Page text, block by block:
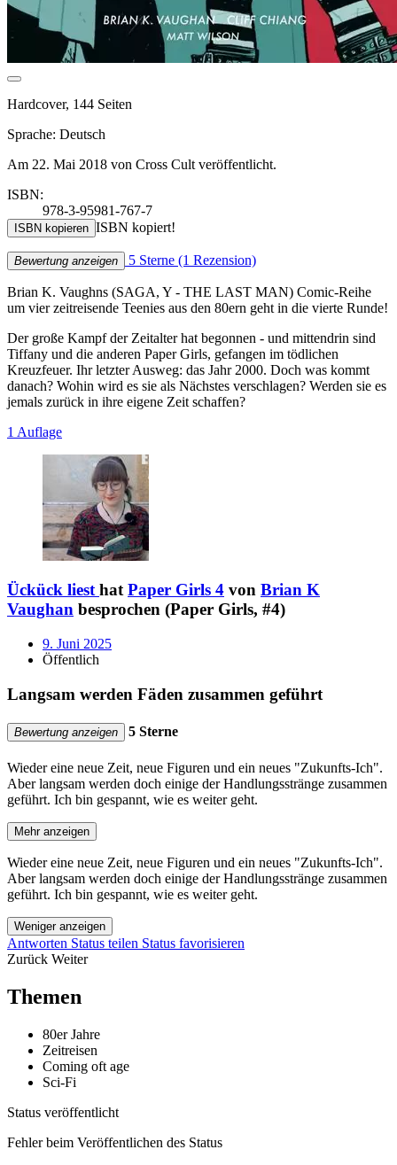
Hardcover, 144 Seiten
Sprache: Deutsch
Am 22. Mai 2018 von Cross Cult veröffentlicht.
ISBN:
978-3-95981-767-7
ISBN kopieren ISBN kopiert!
Bewertung anzeigen 5 Sterne (1 Rezension)
Brian K. Vaughns (SAGA, Y - THE LAST MAN) Comic-Reihe
um vier zeitreisende Teenies aus den 80ern geht in die vierte Runde!
Der große Kampf der Zeitalter hat begonnen - und mittendrin sind
Tiffany und die anderen Paper Girls, gefangen im tödlichen
Kreuzfeuer. Ihr letzter Ausweg: das Jahr 2000. Doch was kommt
danach? Wohin wird es sie als Nächstes verschlagen? Werden sie es
jemals zurück in ihre eigene Zeit schaffen?
1 Auflage
Ückück liest hatPaper Girls 4 von Brian K
Vaughan besprochen (Paper Girls, #4)
9. Juni 2025
Öffentlich
Langsam werden Fäden zusammen geführt
Bewertung anzeigen 5 Sterne
Wieder eine neue Zeit, neue Figuren und ein neues "Zukunfts-Ich".
Aber langsam werden doch einige der Handlungsstränge zusammen
geführt. Ich bin gespannt, wie es weiter geht.
Mehr anzeigen
Wieder eine neue Zeit, neue Figuren und ein neues "Zukunfts-Ich".
Aber langsam werden doch einige der Handlungsstränge zusammen
geführt. Ich bin gespannt, wie es weiter geht.
Weniger anzeigen
Antworten Status teilen Status favorisieren
Zurück Weiter
Themen
80er Jahre
Zeitreisen
Coming oft age
Sci-Fi
Status veröffentlicht
Fehler beim Veröffentlichen des Status